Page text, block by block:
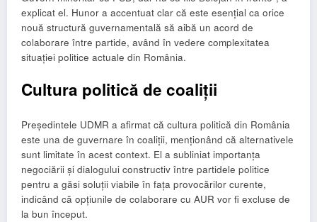
explicat el. Hunor a accentuat clar că este esențial ca orice
nouă structură guvernamentală să aibă un acord de
colaborare între partide, având în vedere complexitatea
situației politice actuale din România.
Cultura politică de coaliții
Președintele UDMR a afirmat că cultura politică din România
este una de guvernare în coaliții, menționând că alternativele
sunt limitate în acest context. El a subliniat importanța
negociării și dialogului constructiv între partidele politice
pentru a găsi soluții viabile în fața provocărilor curente,
indicând că opțiunile de colaborare cu AUR vor fi excluse de
la bun început.